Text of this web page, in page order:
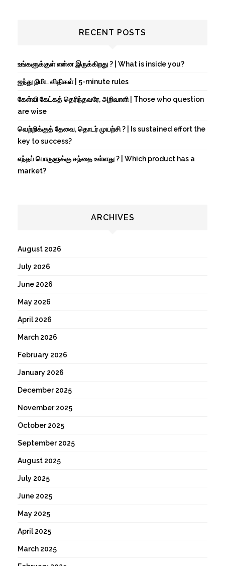
RECENT POSTS
உங்களுக்குள் என்ன இருக்கிறது ? | What is inside you?
ஐந்து நிமிட விதிகள் | 5-minute rules
கேள்வி கேட்கத் தெரிந்தவரே, அறிவாளி | Those who question
are wise
வெற்றிக்குத் தேவை, தொடர் முயற்சி ? | Is sustained effort the
key to success?
எந்தப் பொருளுக்கு சந்தை உள்ளது ? | Which product has a
market?
ARCHIVES
August 2026
July 2026
June 2026
May 2026
April 2026
March 2026
February 2026
January 2026
December 2025
November 2025
October 2025
September 2025
August 2025
July 2025
June 2025
May 2025
April 2025
March 2025